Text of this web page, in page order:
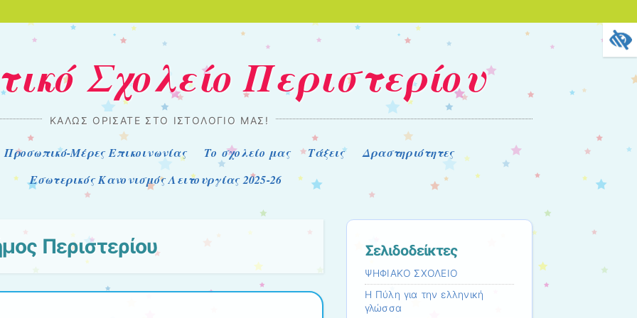
Σχολείο Περιστερίου
ΚΑΛΏΣ ΟΡΊΣΑΤΕ ΣΤΟ ΙΣΤΟΛΌΓΙΌ ΜΑΣ!
Προσωπικό-Μέρες Επικοινωνίας Το σχολείο μας Τάξεις
Δραστηριότητες
Εσωτερικός Κανονισμός Λειτουργίας 2025-26
Περιστερίου Σελιδοδείκτες
ΨΗΦΙΑΚΟ ΣΧΟΛΕΙΟ
Η Πύλη για την ελληνική
γλώσσα